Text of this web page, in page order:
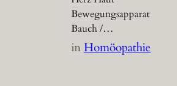
Bewegungsapparat
Bauch /…
inHomöopathie